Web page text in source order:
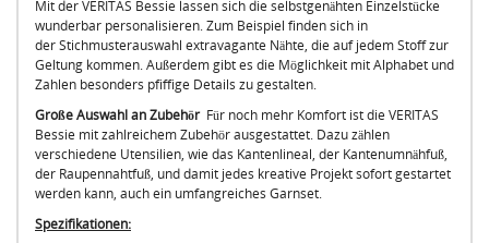
Mit der VERITAS Bessie lassen sich die selbstgenähten Einzelstücke
wunderbar personalisieren. Zum Beispiel finden sich in
der Stichmusterauswahl extravagante Nähte, die auf jedem Stoff zur
Geltung kommen. Außerdem gibt es die Möglichkeit mit Alphabet und
Zahlen besonders pfiffige Details zu gestalten.
Große Auswahl an Zubehör Für noch mehr Komfort ist die VERITAS
Bessie mit zahlreichem Zubehör ausgestattet. Dazu zählen
verschiedene Utensilien, wie das Kantenlineal, der Kantenumnähfuß,
der Raupennahtfuß, und damit jedes kreative Projekt sofort gestartet
werden kann, auch ein umfangreiches Garnset.
Spezifikationen: